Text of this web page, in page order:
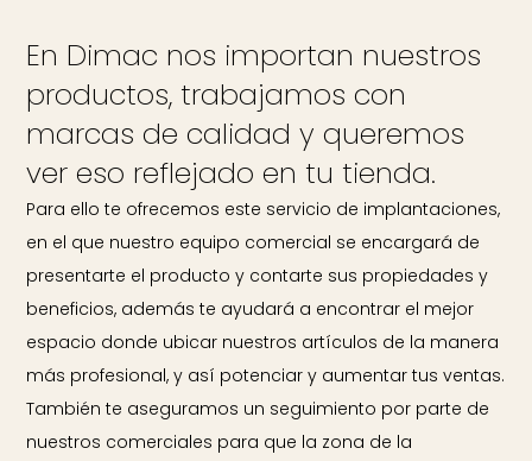
En Dimac nos importan nuestros
productos, trabajamos con
marcas de calidad y queremos
ver eso reflejado en tu tienda.
Para ello te ofrecemos este servicio de implantaciones,
en el que nuestro equipo comercial se encargará de
presentarte el producto y contarte sus propiedades y
beneficios, además te ayudará a encontrar el mejor
espacio donde ubicar nuestros artículos de la manera
más profesional, y así potenciar y aumentar tus ventas.
También te aseguramos un seguimiento por parte de
nuestros comerciales para que la zona de la